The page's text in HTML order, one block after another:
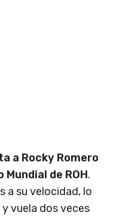
a Rocky Romero
de ROH.
a su velocidad, lo
vuela dos veces